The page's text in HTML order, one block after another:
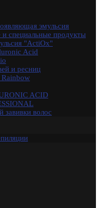
спрей для волос спрей с
фейдинг шампунь
эмульсия
специальные продукты
"ActiOx"
Acid
и ресниц
ACID
завивки волос